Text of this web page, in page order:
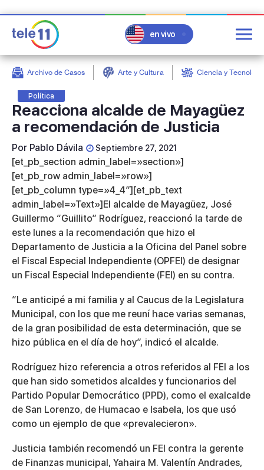
en vivo
Archivo de Casos Arte y Cultura Ciencia y
Política
Reacciona alcalde de Mayagüez
a recomendación de Justicia
Por Pablo Dávila Septiembre 27, 2021
[et_pb_section admin_label=»section»]
[et_pb_row admin_label=»row»]
[et_pb_column type=»4_4″][et_pb_text
admin_label=»Text»]El alcalde de Mayagüez, José
Guillermo “Guillito” Rodríguez, reaccionó la tarde de
este lunes a la recomendación que hizo el
Departamento de Justicia a la Oficina del Panel sobre
el Fiscal Especial Independiente (OPFEI) de designar
un Fiscal Especial Independiente (FEI) en su contra.
“Le anticipé a mi familia y al Caucus de la Legislatura
Municipal, con los que me reuní hace varias semanas,
de la gran posibilidad de esta determinación, que se
hizo pública en el día de hoy”, indicó el alcalde.
Rodríguez hizo referencia a otros referidos al FEI a los
que han sido sometidos alcaldes y funcionarios del
Partido Popular Democrático (PPD), como el exalcalde
de San Lorenzo, de Humacao e Isabela, los que usó
como un ejemplo de que «prevalecieron».
Justicia también recomendó un FEI contra la gerente
de Finanzas municipal, Yahaira M. Valentín Andrades,
post